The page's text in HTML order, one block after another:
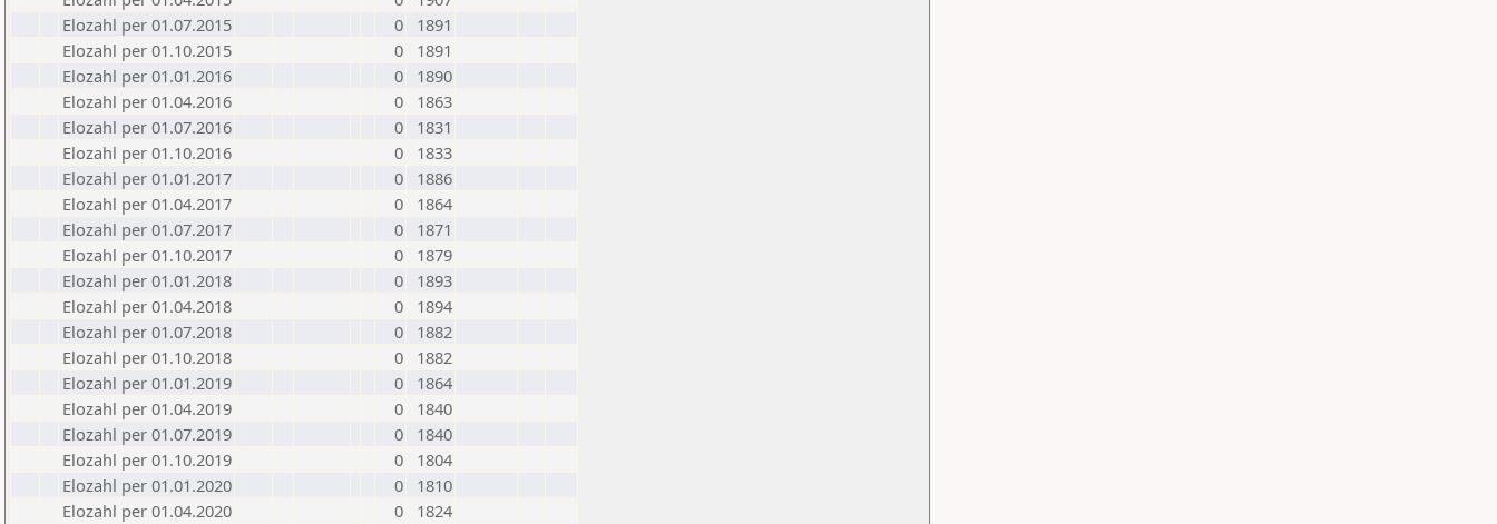
Elozahl per 01.07.2015
0
1891
Elozahl per 01.10.2015
0
1891
Elozahl per 01.01.2016
0
1890
Elozahl per 01.04.2016
0
1863
Elozahl per 01.07.2016
0
1831
Elozahl per 01.10.2016
0
1833
Elozahl per 01.01.2017
0
1886
Elozahl per 01.04.2017
0
1864
Elozahl per 01.07.2017
0
1871
Elozahl per 01.10.2017
0
1879
Elozahl per 01.01.2018
0
1893
Elozahl per 01.04.2018
0
1894
Elozahl per 01.07.2018
0
1882
Elozahl per 01.10.2018
0
1882
Elozahl per 01.01.2019
0
1864
Elozahl per 01.04.2019
0
1840
Elozahl per 01.07.2019
0
1840
Elozahl per 01.10.2019
0
1804
Elozahl per 01.01.2020
0
1810
Elozahl per 01.04.2020
0
1824